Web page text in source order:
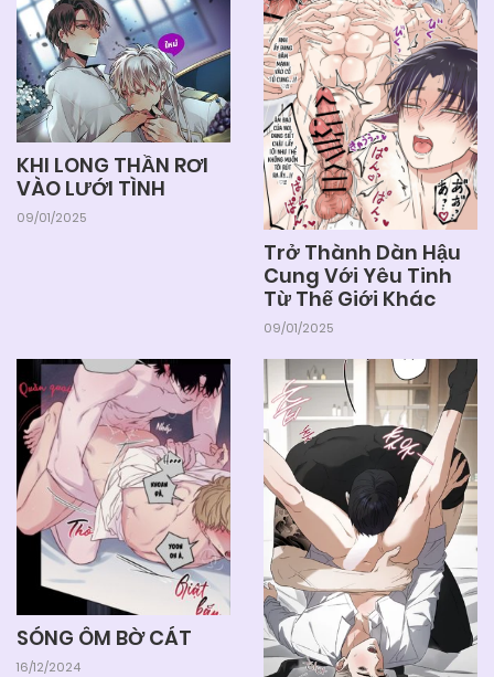
KHI LONG THẦN RƠI
VÀO LƯỚI TÌNH
09/01/2025
Trở Thành Dàn Hậu
Cung Với Yêu Tinh
Từ Thế Giới Khác
09/01/2025
SÓNG ÔM BỜ CÁT
16/12/2024